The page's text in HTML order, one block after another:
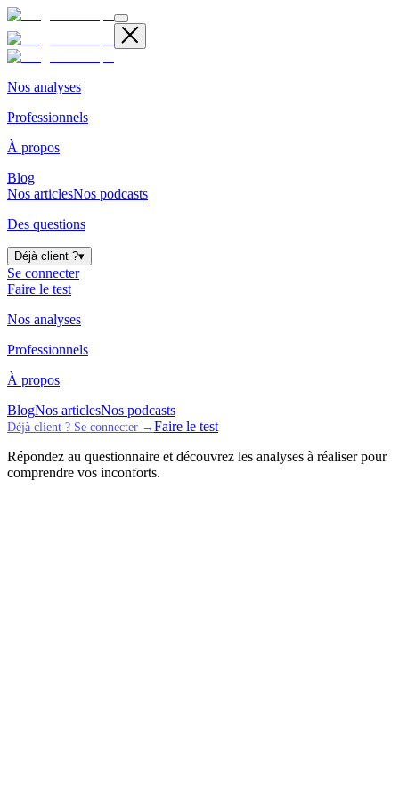
Nos analyses
Professionnels
À propos
Blog
Nos articlesNos podcasts
Des questions
Déjà client ?▾
Se connecter
Faire le test
Nos analyses
Professionnels
À propos
BlogNos articlesNos podcasts
Déjà client ? Se connecter → Faire le test
Répondez au questionnaire et découvrez les analyses à réaliser pour
comprendre vos inconforts.